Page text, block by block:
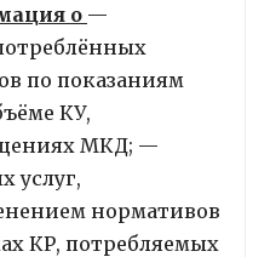
о —
по показаниям
КУ,
МКД; —
услуг,
нормативов
КР, потребляемых